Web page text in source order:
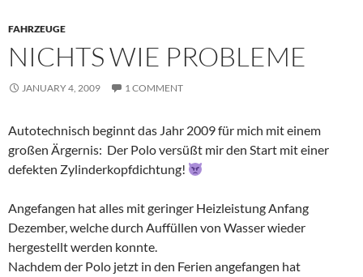
FAHRZEUGE
NICHTS WIE PROBLEME
JANUARY 4, 2009 1 COMMENT
Autotechnisch beginnt das Jahr 2009 für mich mit einem
großen Ärgernis: Der Polo versüßt mir den Start mit einer
defekten Zylinderkopfdichtung!
Angefangen hat alles mit geringer Heizleistung Anfang
Dezember, welche durch Auffüllen von Wasser wieder
hergestellt werden konnte.
Nachdem der Polo jetzt in den Ferien angefangen hat